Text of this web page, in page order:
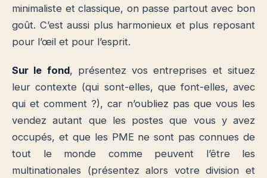
minimaliste et classique, on passe partout avec bon
goût. C’est aussi plus harmonieux et plus reposant
pour l’œil et pour l’esprit.
Sur le fond, présentez vos entreprises et situez
leur contexte (qui sont-elles, que font-elles, avec
qui et comment ?), car n’oubliez pas que vous les
vendez autant que les postes que vous y avez
occupés, et que les PME ne sont pas connues de
tout le monde comme peuvent l’être les
multinationales (présentez alors votre division et